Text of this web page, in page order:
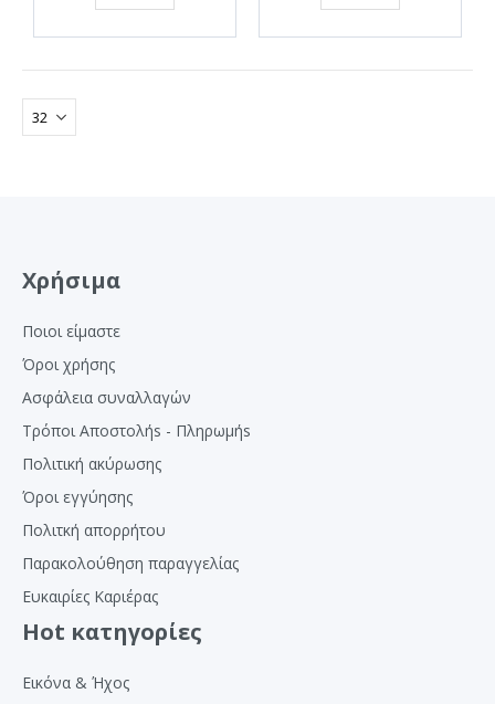
Χρήσιμα
Ποιοι είμαστε
Όροι χρήσης
Ασφάλεια συναλλαγών
Τρόποι Αποστολήs - Πληρωμήs
Πολιτική ακύρωσης
Όροι εγγύησης
Πολιτκή απορρήτου
Παρακολούθηση παραγγελίας
Ευκαιρίες Καριέρας
Hot κατηγορίες
Εικόνα & Ήχος